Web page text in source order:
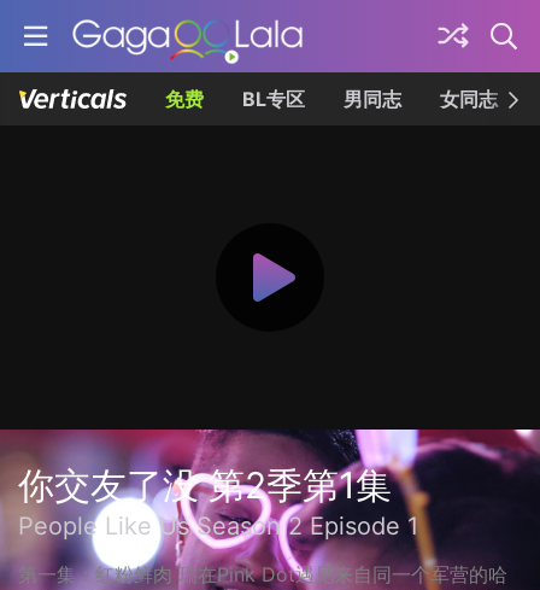
免费 BL专区 男同志 女同志
你交友了没 第2季第1集
People Like Us Season 2 Episode 1
第一集：红粉鲜肉 瑞在Pink Dot遇见来自同一个军营的哈